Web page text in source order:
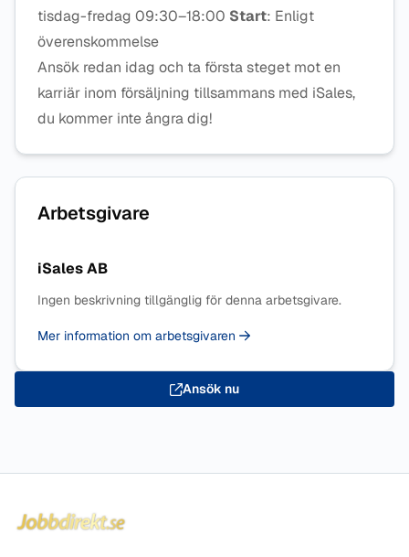
tisdag-fredag 09:30–18:00 Start: Enligt
överenskommelse
Ansök redan idag och ta första steget mot en
karriär inom försäljning tillsammans med iSales,
du kommer inte ångra dig!
Arbetsgivare
iSales AB
Ingen beskrivning tillgänglig för denna arbetsgivare.
Mer information om arbetsgivaren
Ansök nu